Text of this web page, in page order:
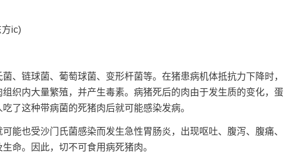
ic)
、链球菌、葡萄球菌、变形杆菌等。在猪患病机体抵抗力下降时，
织内大量繁殖，并产生毒素。病猪死后的肉由于发生质的变化，蛋
了这种带病菌的死猪肉后就可能感染发病。
能也受沙门氏菌感染而发生急性胃肠炎，出现呕吐、腹泻、腹痛、
命。因此，切不可食用病死猪肉。